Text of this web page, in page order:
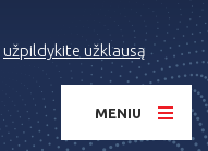
užpildykite užklausą
MENIU